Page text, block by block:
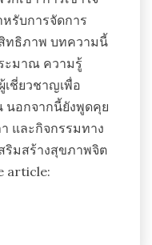
รับการจัดการ
ทธิภาพ บทความนี้
ะมาณ ความรู้
เชี่ยวชาญเพื่อ
นอกจากนี้ยังพูดคุย
และกิจกรรมทาง
ริมสร้างสุขภาพจิต
article: